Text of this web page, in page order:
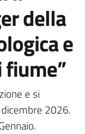
della
e
e si
2026.